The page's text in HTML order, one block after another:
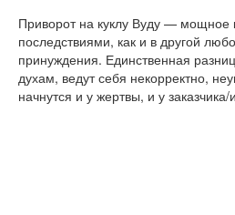
Приворот на куклу Вуду — мощное
последствиями, как и в другой
принуждения. Единственная
духам, ведут себя некорректно,
начнутся и у жертвы, и у